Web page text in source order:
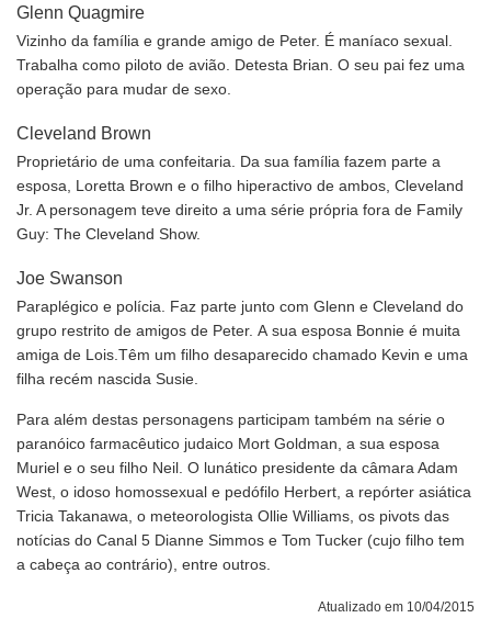
Glenn Quagmire
Vizinho da família e grande amigo de Peter. É maníaco sexual.
Trabalha como piloto de avião. Detesta Brian. O seu pai fez uma
operação para mudar de sexo.
Cleveland Brown
Proprietário de uma confeitaria. Da sua família fazem parte a
esposa, Loretta Brown e o filho hiperactivo de ambos, Cleveland
Jr. A personagem teve direito a uma série própria fora de Family
Guy: The Cleveland Show.
Joe Swanson
Paraplégico e polícia. Faz parte junto com Glenn e Cleveland do
grupo restrito de amigos de Peter. A sua esposa Bonnie é muita
amiga de Lois.Têm um filho desaparecido chamado Kevin e uma
filha recém nascida Susie.
Para além destas personagens participam também na série o
paranóico farmacêutico judaico Mort Goldman, a sua esposa
Muriel e o seu filho Neil. O lunático presidente da câmara Adam
West, o idoso homossexual e pedófilo Herbert, a repórter asiática
Tricia Takanawa, o meteorologista Ollie Williams, os pivots das
notícias do Canal 5 Dianne Simmos e Tom Tucker (cujo filho tem
a cabeça ao contrário), entre outros.
Atualizado em 10/04/2015